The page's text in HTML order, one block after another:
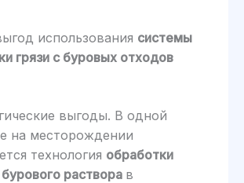
использования системы
грязи с буровых отходов
выгоды. В одной
на месторождении
технология обработки
раствора в